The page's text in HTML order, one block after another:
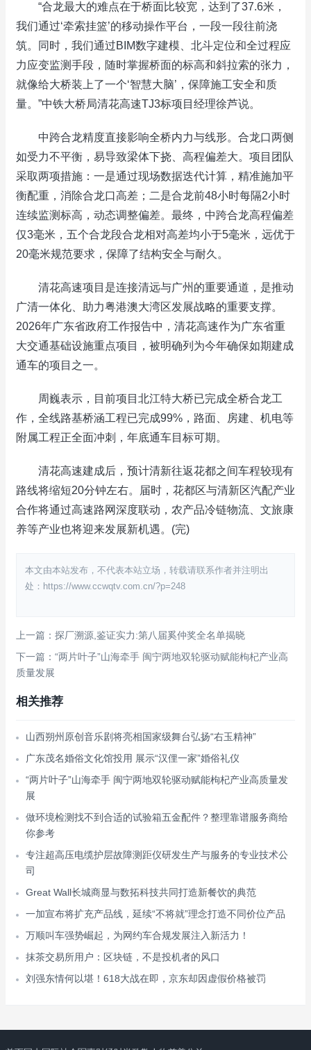
“合龙最大的难点在于桥面比较宽，达到了37.6米，
我们通过‘牵索挂篮’的移动操作平台，一段一段往前浇
筑。同时，我们通过BIM数字建模、北斗定位和全过程应
力应变监测手段，随时掌握桥面的标高和斜拉索的张力，
就像给大桥装上了一个‘智慧大脑’，保障施工安全和质
量。”中铁大桥局清花高速TJ3标项目经理徐芦说。
中跨合龙精度直接影响全桥内力与线形。合龙口两侧
如受力不平衡，易导致梁体下挠、高程偏差大。项目团队
采取两项措施：一是通过现场数据迭代计算，精准施加平
衡配重，消除合龙口高差；二是合龙前48小时每隔2小时
连续监测标高，动态调整偏差。最终，中跨合龙高程偏差
仅3毫米，五个合龙段合龙相对高差均小于5毫米，远优于
20毫米规范要求，保障了结构安全与耐久。
清花高速项目是连接清远与广州的重要通道，是推动
广清一体化、助力粤港澳大湾区发展战略的重要支撑。
2026年广东省政府工作报告中，清花高速作为广东省重
大交通基础设施重点项目，被明确列为今年确保如期建成
通车的项目之一。
周巍表示，目前项目北江特大桥已完成全桥合龙工
作，全线路基桥涵工程已完成99%，路面、房建、机电等
附属工程正全面冲刺，年底通车目标可期。
清花高速建成后，预计清新往返花都之间车程较现有
路线将缩短20分钟左右。届时，花都区与清新区汽配产业
合作将通过高速路网深度联动，农产品冷链物流、文旅康
养等产业也将迎来发展新机遇。(完)
本文由本站发布，不代表本站立场，转载请联系作者并注明出
处：https://www.ccwqtv.com.cn/?p=248
上一篇：探厂溯源,鉴证实力:第八届奚仲奖全名单揭晓
下一篇：“两片叶子”山海牵手 闽宁两地双轮驱动赋能枸杞产业高
质量发展
相关推荐
山西朔州原创音乐剧将亮相国家级舞台弘扬“右玉精神”
广东茂名婚俗文化馆投用 展示“汉俚一家”婚俗礼仪
“两片叶子”山海牵手 闽宁两地双轮驱动赋能枸杞产业高质量发
展
做环境检测找不到合适的试验箱五金配件？整理靠谱服务商给
你参考
专注超高压电缆护层故障测距仪研发生产与服务的专业技术公
司
Great Wall长城商显与数拓科技共同打造新餐饮的典范
一加宣布将扩充产品线，延续“不将就”理念打造不同价位产品
万顺叫车强势崛起，为网约车合规发展注入新活力！
抹茶交易所用户：区块链，不是投机者的风口
刘强东情何以堪！618大战在即，京东却因虚假价格被罚